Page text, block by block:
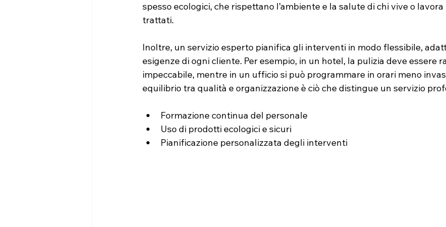
spesso ecologici, che rispettano l’ambiente e la salute di chi vive o
trattati.
Inoltre, un servizio esperto pianifica gli interventi in modo flessibile,
esigenze di ogni cliente. Per esempio, in un hotel, la pulizia deve essere
impeccabile, mentre in un ufficio si può programmare in orari meno
equilibrio tra qualità e organizzazione è ciò che distingue un servizio
Formazione continua del personale
Uso di prodotti ecologici e sicuri
Pianificazione personalizzata degli interventi